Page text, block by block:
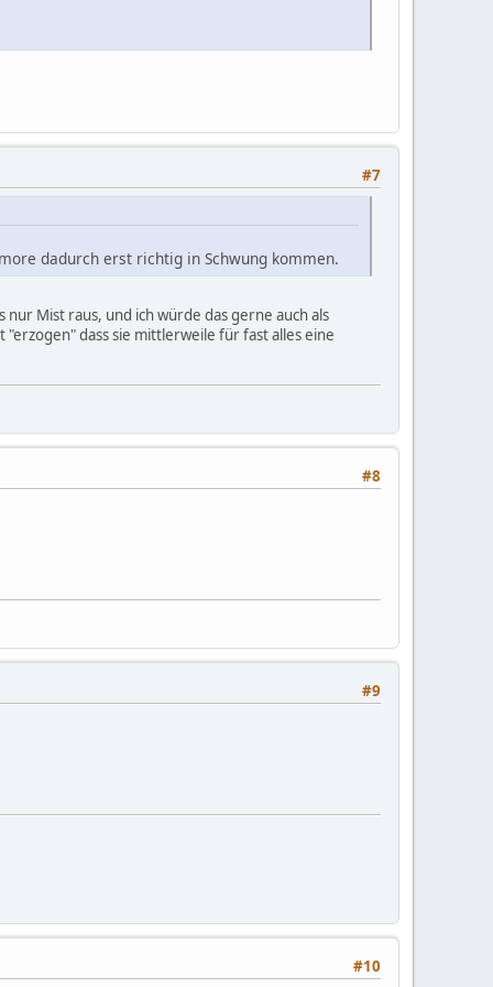
#7
dadurch erst richtig in Schwung kommen.
Mist raus, und ich würde das gerne auch als
dass sie mittlerweile für fast alles eine
#8
#9
#10